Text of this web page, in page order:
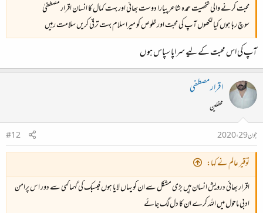
محبت کرنے والی شخصیت عمدہ شاعر پیارا دوست بھائی اور بہت کمال کا انسان اقرار مصطفیٰ
سوچ رہا ہوں کیا لکھوں آپ کی محبت اور خلوص کو میرا سلام بہت ترقی کریں سلامت رہیں
آپ کی اس محبت کے لیے سراپا سپاس ہوں
اقرار مصطفی
محفلین
جون 29، 2020
#12
توقیر عالم نے کہا:
اقرار بھائی درویش انسان ہیِں بڑی مشکل سے ان کو یہاں لایا ہوں فیسبک کی گہماگمی سے دور اس پرامن
ادبی ماحول میں اللہ کرے ان کا دل لگ جائے